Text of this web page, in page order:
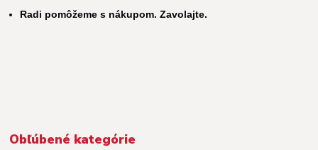
Radi pomôžeme s nákupom. Zavolajte.
Obľúbené kategórie